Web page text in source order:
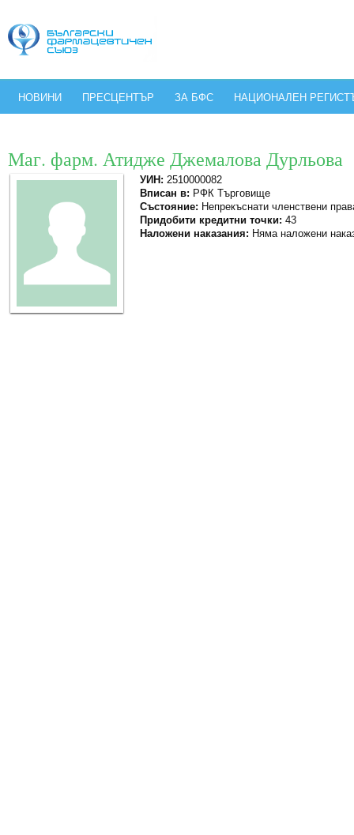
НОВИНИ ПРЕСЦЕНТЪР ЗА БФС НАЦИОНАЛЕН
Маг. фарм. Атидже Джемалова Дурльова
УИН: 2510000082
Вписан в: РФК Търговище
Състояние: Непрекъснати членствени
Придобити кредитни точки: 43
Наложени наказания: Няма наложени